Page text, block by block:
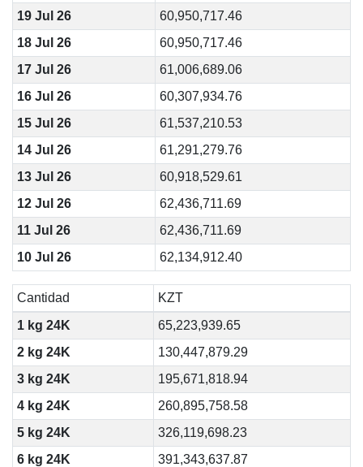
19 Jul 26
60,950,717.46
18 Jul 26
60,950,717.46
17 Jul 26
61,006,689.06
16 Jul 26
60,307,934.76
15 Jul 26
61,537,210.53
14 Jul 26
61,291,279.76
13 Jul 26
60,918,529.61
12 Jul 26
62,436,711.69
11 Jul 26
62,436,711.69
10 Jul 26
62,134,912.40
Cantidad
KZT
1 kg 24K
65,223,939.65
2 kg 24K
130,447,879.29
3 kg 24K
195,671,818.94
4 kg 24K
260,895,758.58
5 kg 24K
326,119,698.23
6 kg 24K
391,343,637.87